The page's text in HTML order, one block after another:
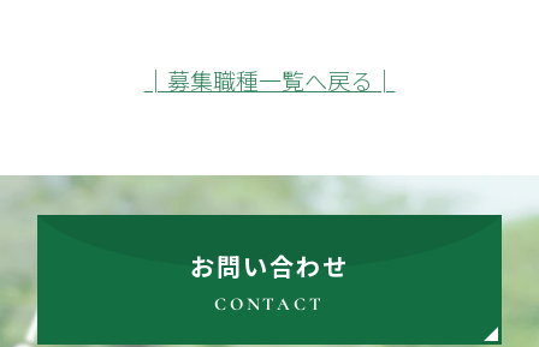
│募集職種一覧へ戻る│
お問い合わせ
CONTACT